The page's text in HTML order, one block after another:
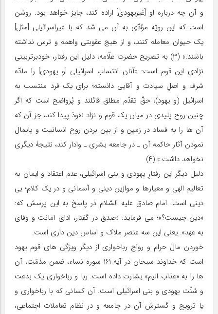
و آن چه درباره او [غیریهودی] اراده کند، جایز خواهد بود. روشن
است که این رویّه مؤدّی به آن می شد که با غیراسرائیلی [مثل]
یک حیوان معامله کنند، و از هیچ عقوبتی واهمه و ترس نداشته
باشند.» (۳) به تصریح حضرت علّامه، دلیل این رفتار، خودبرتربینی
نژادی این قوم است: «آنان انتساب اسرائیلی [و یهودی] را مادّه
شرف و اصلِ سیادت و آقایی دانسته؛ برای یک فرد منتسب به
اسرائیل (و یهود)، حقّ تقدّم مطلق قائلند و پُرواضح است که اگر
چنین روح پلیدی در میان یک قوم و نژاد نفوذ پیدا کند، جز آن که
آن ها را به فساد در زمین و از بین بردن روح انسانیت و پایمال
نمودن آثار حاکمه آن ـ در جامعه بشری ـ وادار کند، نتیجۀ دیگری
نخواهد داشت.» (۴)
دلیل دیگر این رفتارِ یهودی و بنی اسرائیلی، عدم اعتقاد و ایمان به
تعالیم الهی و معیارها و موازین دینی و آسمانی و در یک کلام؛ بی
دینی است. امام صادق علیه السّلام در پاسخ به این پرسش که:
«دین چیست؟»؛ می فرماید: «صدق در گفتار، ادای امانت و وفای
به عهد». یعنی این سه عنصر ملاک و اساس دین داری است.
خوردن مال حرام و رواج رباخواری از دیگر ویژگی های قوم یهود
است که خداوند سبحان در آیه ۱۶۱ سوره نساء، ضمن مذمّت، آن
ها را به «عذاب الیم» بشارت داده است. ربا و رباخواری یک بدعت
و سُنّت یهودی و بنی اسرائیلی است. آن کسانی که با رباخواری و
یا ترویج و گسترش آن در جامعه و در نظام تعاملات اجتماعی،